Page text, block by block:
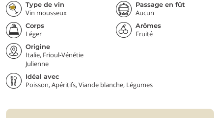
Type de vin
Vin mousseux
Passage en fût
Aucun
Corps
Léger
Arômes
Fruité
Origine
Italie, Frioul-Vénétie
Julienne
Idéal avec
Poisson, Apéritifs, Viande blanche, Légumes